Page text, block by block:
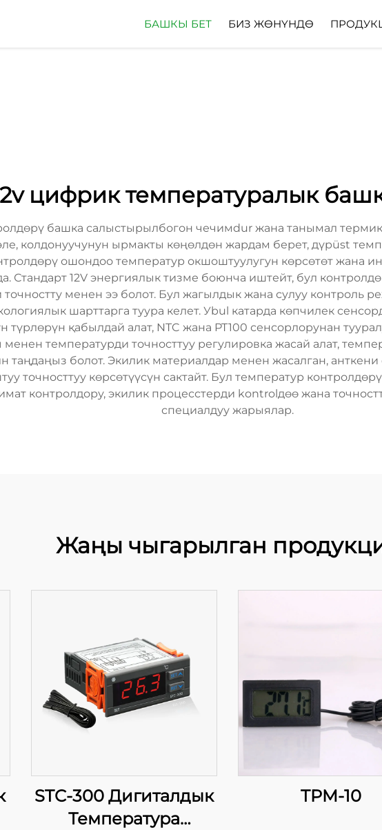
БАШКЫ БЕТ БИЗ ЖӨНҮНДӨ
цифрик температуралык
башка салыстырылбогон чечимdur жана танымал термик
колдонуучунун ырмакты көңөлдөн жардам берет, дүрüst
ошондоо температур окшоштуулугун көрсөтөт жана
Стандарт 12V энергиялык тизме боюнча иштейт, бул
точностту менен ээ болот. Бул жагылдык жана сулуу контроль
шарттарга туура келет. Уbul катарда көпчилек
түрлөрүн қабылдай алат, NTC жана PT100 сенсорлорунан
температурди точносттуу регулировка жасай алат,
таңдаңыз болот. Экилик материалдар менен жасалган,
точносттуу көрсөтүүсүн сактайт. Бул температур
контролдору, экилик процесстерди kontrolдөө жана
специалдуу жарыялар.
Жаңы чыгарылган
STC-300 Дигиталдык
Температура
TPM-10